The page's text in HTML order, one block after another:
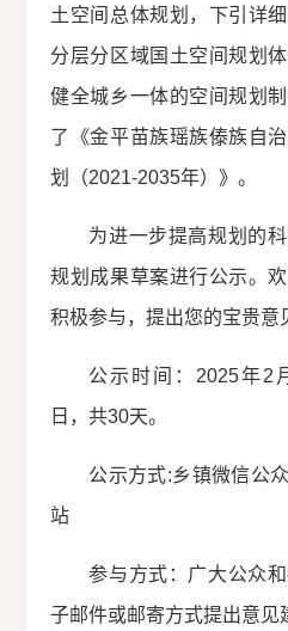
土空间总体规划，下引详
分层分区域国土空间规划
健全城乡一体的空间规划
了《金平苗族瑶族傣族自
划（2021-2035年）》。
为进一步提高规划的
规划成果草案进行公示。
积极参与，提出您的宝贵意
公示时间：2025年2
日，共30天。
公示方式:乡镇微信公
站
参与方式：广大公众
子邮件或邮寄方式提出意见